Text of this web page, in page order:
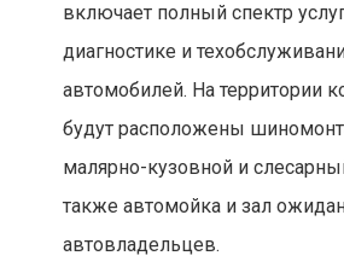
включает полный спектр
диагностике и
автомобилей. На территории
будут расположены
малярно-кузовной и
также автомойка и зал
автовладельцев.